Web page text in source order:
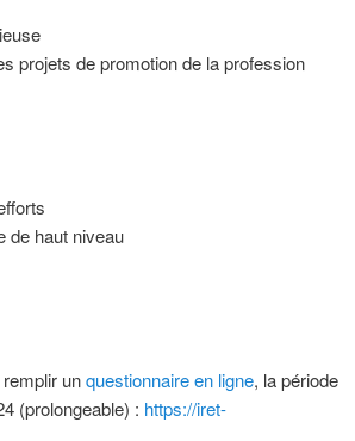
projets de promotion de la profession
de haut niveau
unquestionnaire en ligne, la période
(prolongeable) : https://iret-